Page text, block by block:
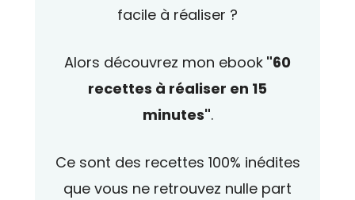
facile à réaliser ?
Alors découvrez mon ebook "60
recettes à réaliser en 15
minutes".
Ce sont des recettes 100% inédites
que vous ne retrouvez nulle part